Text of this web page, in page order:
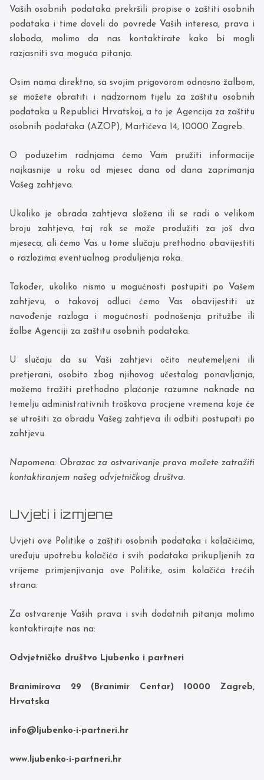
Vaših osobnih podataka prekršili propise o zaštiti osobnih
podataka i time doveli do povrede Vaših interesa, prava i
sloboda, molimo da nas kontaktirate kako bi mogli
razjasniti sva moguća pitanja.
Osim nama direktno, sa svojim prigovorom odnosno žalbom,
se možete obratiti i nadzornom tijelu za zaštitu osobnih
podataka u Republici Hrvatskoj, a to je Agencija za zaštitu
osobnih podataka (AZOP), Martićeva 14, 10000 Zagreb.
O poduzetim radnjama ćemo Vam pružiti informacije
najkasnije u roku od mjesec dana od dana zaprimanja
Vašeg zahtjeva.
Ukoliko je obrada zahtjeva složena ili se radi o velikom
broju zahtjeva, taj rok se može produžiti za još dva
mjeseca, ali ćemo Vas u tome slučaju prethodno obavijestiti
o razlozima eventualnog produljenja roka.
Također, ukoliko nismo u mogućnosti postupiti po Vašem
zahtjevu, o takovoj odluci ćemo Vas obavijestiti uz
navođenje razloga i mogućnosti podnošenja pritužbe ili
žalbe Agenciji za zaštitu osobnih podataka.
U slučaju da su Vaši zahtjevi očito neutemeljeni ili
pretjerani, osobito zbog njihovog učestalog ponavljanja,
možemo tražiti prethodno plaćanje razumne naknade na
temelju administrativnih troškova procjene vremena koje će
se utrošiti za obradu Vašeg zahtjeva ili odbiti postupati po
zahtjevu.
Napomena: Obrazac za ostvarivanje prava možete zatražiti
kontaktiranjem našeg odvjetničkog društva.
Uvjeti i izmjene
Uvjeti ove Politike o zaštiti osobnih podataka i kolačićima,
uređuju upotrebu kolačića i svih podataka prikupljenih za
vrijeme primjenjivanja ove Politike, osim kolačića trećih
strana.
Za ostvarenje Vaših prava i svih dodatnih pitanja molimo
kontaktirajte nas na:
Odvjetničko društvo Ljubenko i partneri
Branimirova 29 (Branimir Centar) 10000 Zagreb,
Hrvatska
info@ljubenko-i-partneri.hr
www.ljubenko-i-partneri.hr